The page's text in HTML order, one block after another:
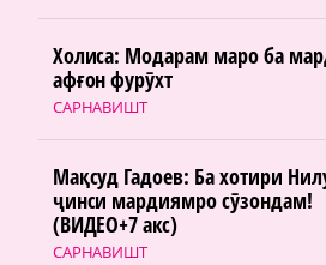
САРНАВИШТ
Холиса: Модарам маро ба
афғон фурӯхт
САРНАВИШТ
Мақсуд Гадоев: Ба хотири
ҷинси мардиямро сӯзондам!
(ВИДЕО+7 акс)